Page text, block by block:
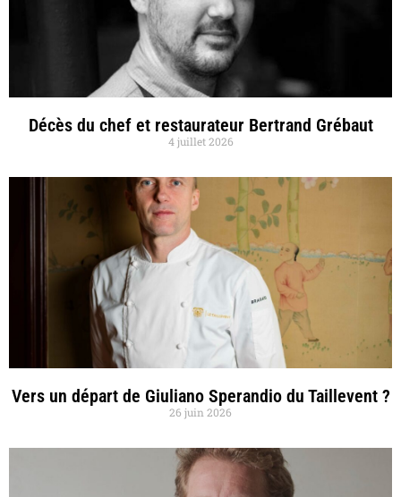
Décès du chef et restaurateur Bertrand Grébaut
4 juillet 2026
Vers un départ de Giuliano Sperandio du Taillevent ?
26 juin 2026